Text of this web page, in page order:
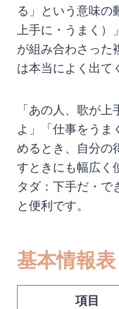
る」という意味の
上手に・うまく）
が組み合わさった
は本当によく出て
「あの人、歌が
よ」「仕事をうま
めるとき、自分の
すときにも幅広く
タダ：下手だ・で
と便利です。
基本情報表
項目